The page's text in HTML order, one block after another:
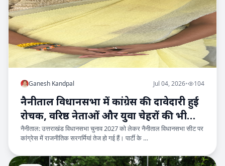
Ganesh Kandpal Jul 04, 2026• 104
नैनीताल विधानसभा में कांग्रेस की दावेदारी हुई
रोचक, वरिष्ठ नेताओं और युवा चेहरों की भी
मजबूत दस्तक
नैनीताल: उत्तराखंड विधानसभा चुनाव 2027 को लेकर नैनीताल विधानसभा सीट पर
कांग्रेस में राजनीतिक सरगर्मियां तेज हो गई हैं। पार्टी के …